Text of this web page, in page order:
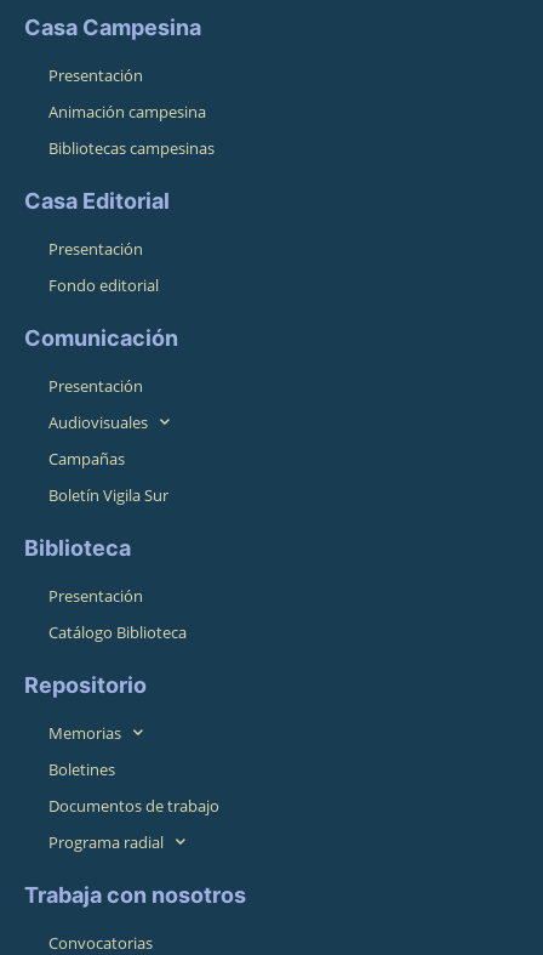
Casa Campesina
Presentación
Animación campesina
Bibliotecas campesinas
Casa Editorial
Presentación
Fondo editorial
Comunicación
Presentación
Audiovisuales
Campañas
Boletín Vigila Sur
Biblioteca
Presentación
Catálogo Biblioteca
Repositorio
Memorias
Boletines
Documentos de trabajo
Programa radial
Trabaja con nosotros
Convocatorias